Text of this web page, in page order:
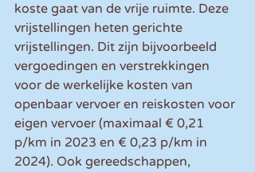
koste gaat van de vrije ruimte. Deze
vrijstellingen heten gerichte
vrijstellingen. Dit zijn bijvoorbeeld
vergoedingen en verstrekkingen
voor de werkelijke kosten van
openbaar vervoer en reiskosten voor
eigen vervoer (maximaal € 0,21
p/km in 2023 en € 0,23 p/km in
2024). Ook gereedschappen,